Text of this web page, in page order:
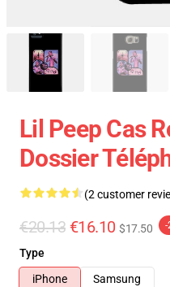
Lil Peep Cas
Dossier
(2 customer
€20.13 €16.10 $17.50 -
Type
iPhone
Samsung